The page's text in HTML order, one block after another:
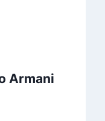
Armani